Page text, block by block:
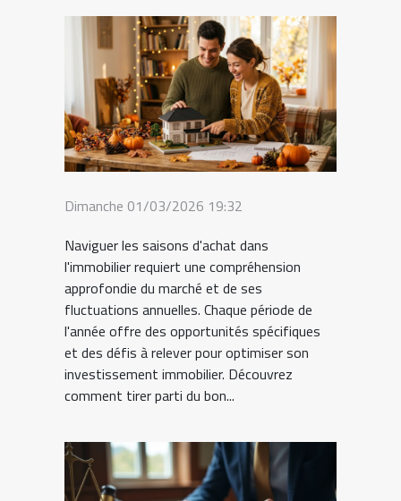
Dimanche 01/03/2026 19:32
Naviguer les saisons d'achat dans
l'immobilier requiert une compréhension
approfondie du marché et de ses
fluctuations annuelles. Chaque période de
l'année offre des opportunités spécifiques
et des défis à relever pour optimiser son
investissement immobilier. Découvrez
comment tirer parti du bon...